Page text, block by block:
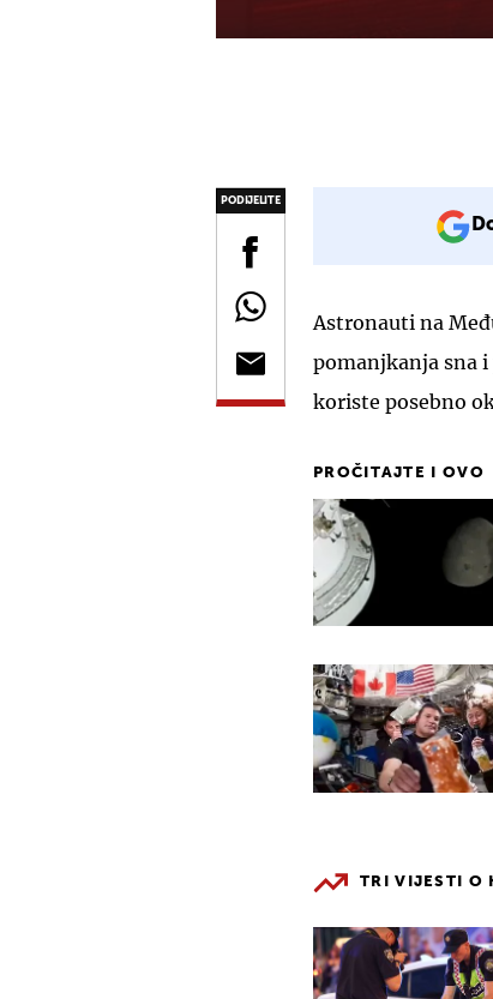
PODIJELITE
Astronauti na
pomanjkanja sna
koriste posebno
PROČITAJTE I OVO
TRI VIJESTI O